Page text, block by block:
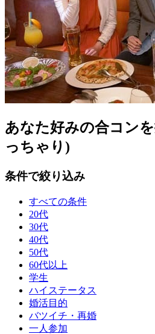
あなた好みの合コン
っちゃり)
条件で絞り込み
すべての条件
20代
30代
40代
50代
60代以上
学生
ハイステータス
婚活目的
バツイチ・再婚
一人参加